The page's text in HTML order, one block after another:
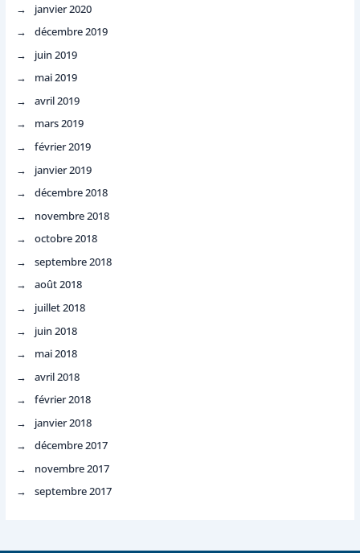
janvier 2020
décembre 2019
juin 2019
mai 2019
avril 2019
mars 2019
février 2019
janvier 2019
décembre 2018
novembre 2018
octobre 2018
septembre 2018
août 2018
juillet 2018
juin 2018
mai 2018
avril 2018
février 2018
janvier 2018
décembre 2017
novembre 2017
septembre 2017